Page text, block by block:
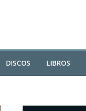
DISCOS LIBROS